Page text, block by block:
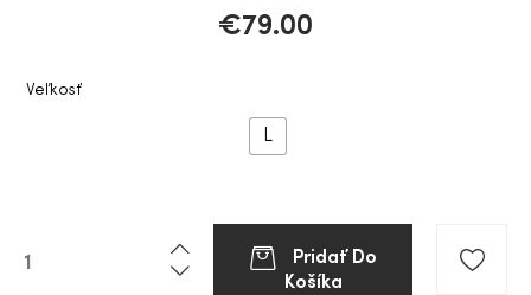
€79.00
Veľkosť
L
Pridať Do
Košíka